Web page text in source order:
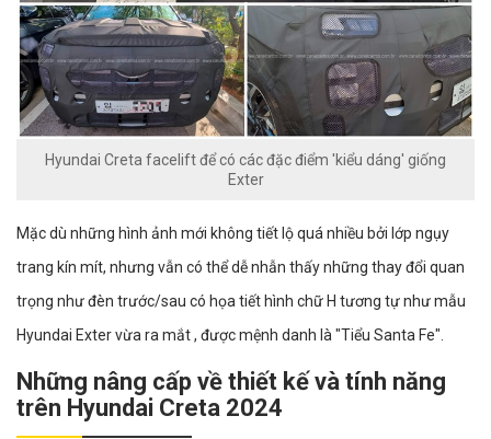
Hyundai Creta facelift để có các đặc điểm 'kiểu dáng' giống
Exter
Mặc dù những hình ảnh mới không tiết lộ quá nhiều bởi lớp ngụy
trang kín mít, nhưng vẫn có thể dễ nhẫn thấy những thay đổi quan
trọng như đèn trước/sau có họa tiết hình chữ H tương tự như mẫu
Hyundai Exter vừa ra mắt , được mệnh danh là "Tiểu Santa Fe".
Những nâng cấp về thiết kế và tính năng
trên Hyundai Creta 2024